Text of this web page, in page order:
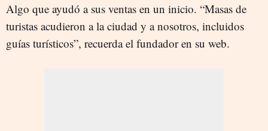
Algo que ayudó a sus ventas en un inicio. “Masas de
turistas acudieron a la ciudad y a nosotros, incluidos
guías turísticos”, recuerda el fundador en su web.